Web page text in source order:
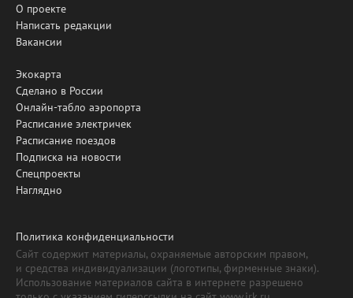
О проекте
Написать редакции
Вакансии
Экокарта
Сделано в России
Онлайн-табло аэропорта
Расписание электричек
Расписание поездов
Подписка на новости
Спецпроекты
Наглядно
Политика конфиденциальности
Сайт содержит материалы, охраняемые авторским правом,
и средства индивидуализации (логотипы, фирменные знаки).
Использование материалов сайта в интернете разрешено